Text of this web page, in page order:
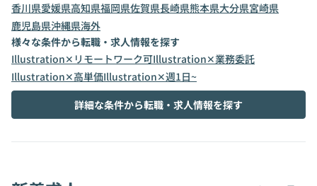
香川県愛媛県高知県福岡県佐賀県長崎県熊本県大分県宮崎県
鹿児島県沖縄県海外
様々な条件から転職・求人情報を探す
Illustration✕リモートワーク可Illustration✕業務委託
Illustration✕高単価Illustration✕週1日~
詳細な条件から転職・求人情報を探す